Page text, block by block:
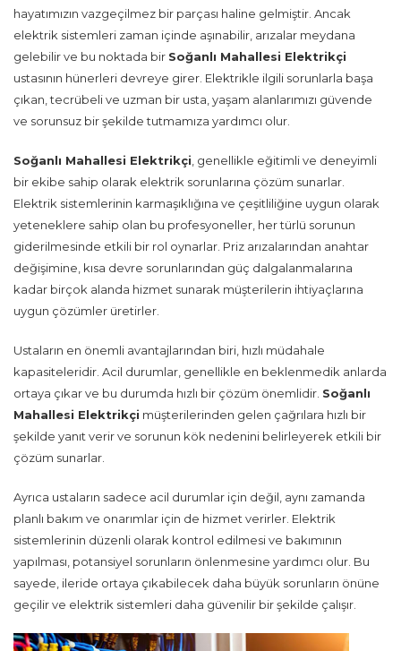
hayatımızın vazgeçilmez bir parçası haline gelmiştir. Ancak
elektrik sistemleri zaman içinde aşınabilir, arızalar meydana
gelebilir ve bu noktada bir Soğanlı Mahallesi Elektrikçi
ustasının hünerleri devreye girer. Elektrikle ilgili sorunlarla başa
çıkan, tecrübeli ve uzman bir usta, yaşam alanlarımızı güvende
ve sorunsuz bir şekilde tutmamıza yardımcı olur.
Soğanlı Mahallesi Elektrikçi , genellikle eğitimli ve deneyimli
bir ekibe sahip olarak elektrik sorunlarına çözüm sunarlar.
Elektrik sistemlerinin karmaşıklığına ve çeşitliliğine uygun olarak
yeteneklere sahip olan bu profesyoneller, her türlü sorunun
giderilmesinde etkili bir rol oynarlar. Priz arızalarından anahtar
değişimine, kısa devre sorunlarından güç dalgalanmalarına
kadar birçok alanda hizmet sunarak müşterilerin ihtiyaçlarına
uygun çözümler üretirler.
Ustaların en önemli avantajlarından biri, hızlı müdahale
kapasiteleridir. Acil durumlar, genellikle en beklenmedik anlarda
ortaya çıkar ve bu durumda hızlı bir çözüm önemlidir. Soğanlı
Mahallesi Elektrikçi müşterilerinden gelen çağrılara hızlı bir
şekilde yanıt verir ve sorunun kök nedenini belirleyerek etkili bir
çözüm sunarlar.
Ayrıca ustaların sadece acil durumlar için değil, aynı zamanda
planlı bakım ve onarımlar için de hizmet verirler. Elektrik
sistemlerinin düzenli olarak kontrol edilmesi ve bakımının
yapılması, potansiyel sorunların önlenmesine yardımcı olur. Bu
sayede, ileride ortaya çıkabilecek daha büyük sorunların önüne
geçilir ve elektrik sistemleri daha güvenilir bir şekilde çalışır.